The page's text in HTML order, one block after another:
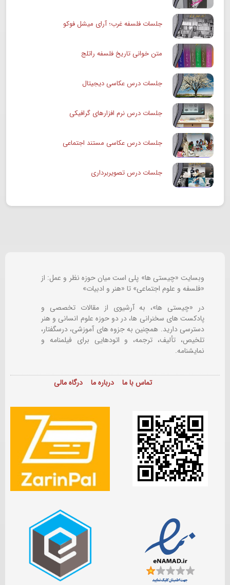
جلسات فلسفه غرب؛ آرای میشل فوکو
متن خوانی تاریخ فلسفه راتلج
جلسات درس عکاسی دیجیتال
جلسات درس نرم افزارهای گرافیکی
جلسات درس عکاسی مستند اجتماعی
جلسات درس تصویربرداری
وبسایت «چیستی ها» پلی است میان حوزه نظر و عمل: از
«فلسفه و علوم اجتماعی» تا «هنر و ادبیات»
در «چیستی ها»، به آرشیوی از مقالات تخصصی و
پادکست های سخنرانی ها، در دو حوزه علوم انسانی و هنر
دسترسی دارید. همچنین به جزوه های آموزشی، درسگفتار،
تلخیص، تألیف، ترجمه، و اتودهایی برایفیلمنامه و
نمایشنامه.
تماس با ما درباره ما درگاه مالی